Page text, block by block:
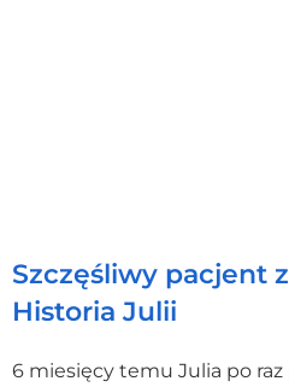
Szczęśliwy pacjent
Historia Julii
6 miesięcy temu Julia po